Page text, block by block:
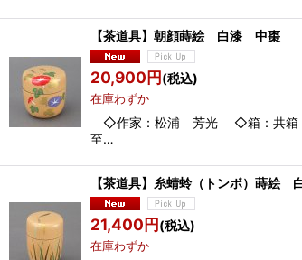
【茶道具】朝顔蒔絵 白
20,900円(税込)
在庫わずか
◇作家：松浦 芳光 ◇箱：共箱 略
至…
【茶道具】糸蜻蛉（トン
21,400円(税込)
在庫わずか